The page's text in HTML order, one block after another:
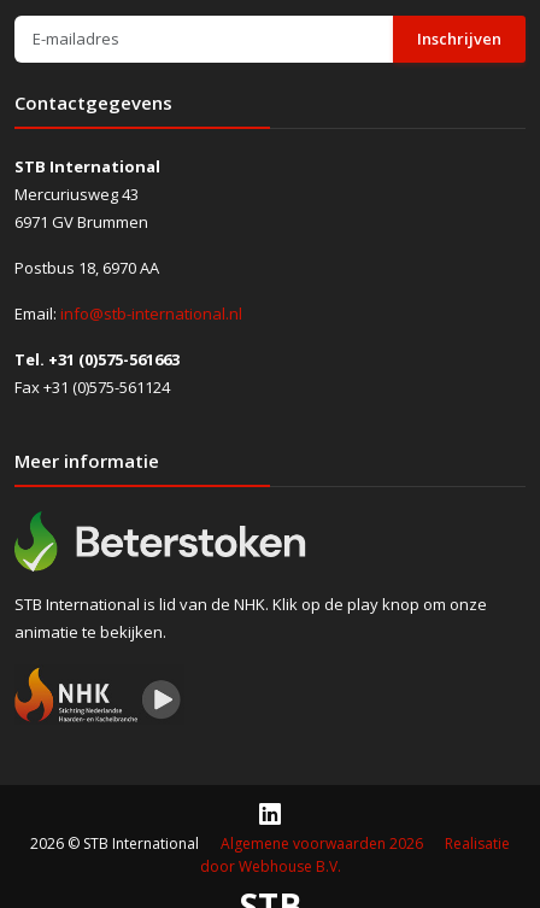
Inschrijven
Contactgegevens
STB International
Mercuriusweg 43
6971 GV Brummen
Postbus 18, 6970 AA
Email: info@stb-international.nl
Tel. +31 (0)575-561663
Fax +31 (0)575-561124
Meer informatie
STB International is lid van de NHK. Klik op de play knop om onze
animatie te bekijken.
2026 © STB International Algemene voorwaarden 2026
Realisatie
door Webhouse B.V.